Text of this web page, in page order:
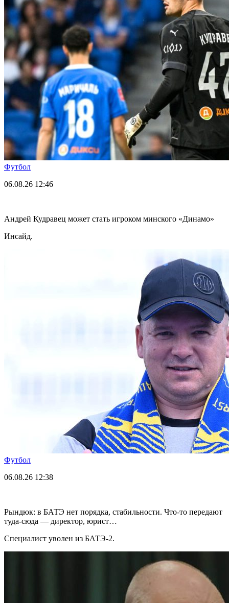
Футбол
06.08.26 12:46
Андрей Кудравец может стать игроком минского «Динамо»
Инсайд.
Футбол
06.08.26 12:38
Рындюк: в БАТЭ нет порядка, стабильности. Что-то передают
туда-сюда — директор, юрист…
Специалист уволен из БАТЭ-2.